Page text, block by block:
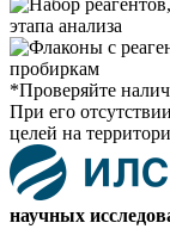
*Проверяйте
При его
целей на
научных